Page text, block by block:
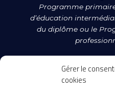
Gérer le
cookies
Programme
d’éducation
du diplôme ou le
Le statut
pas que cette
en savoir plus sur